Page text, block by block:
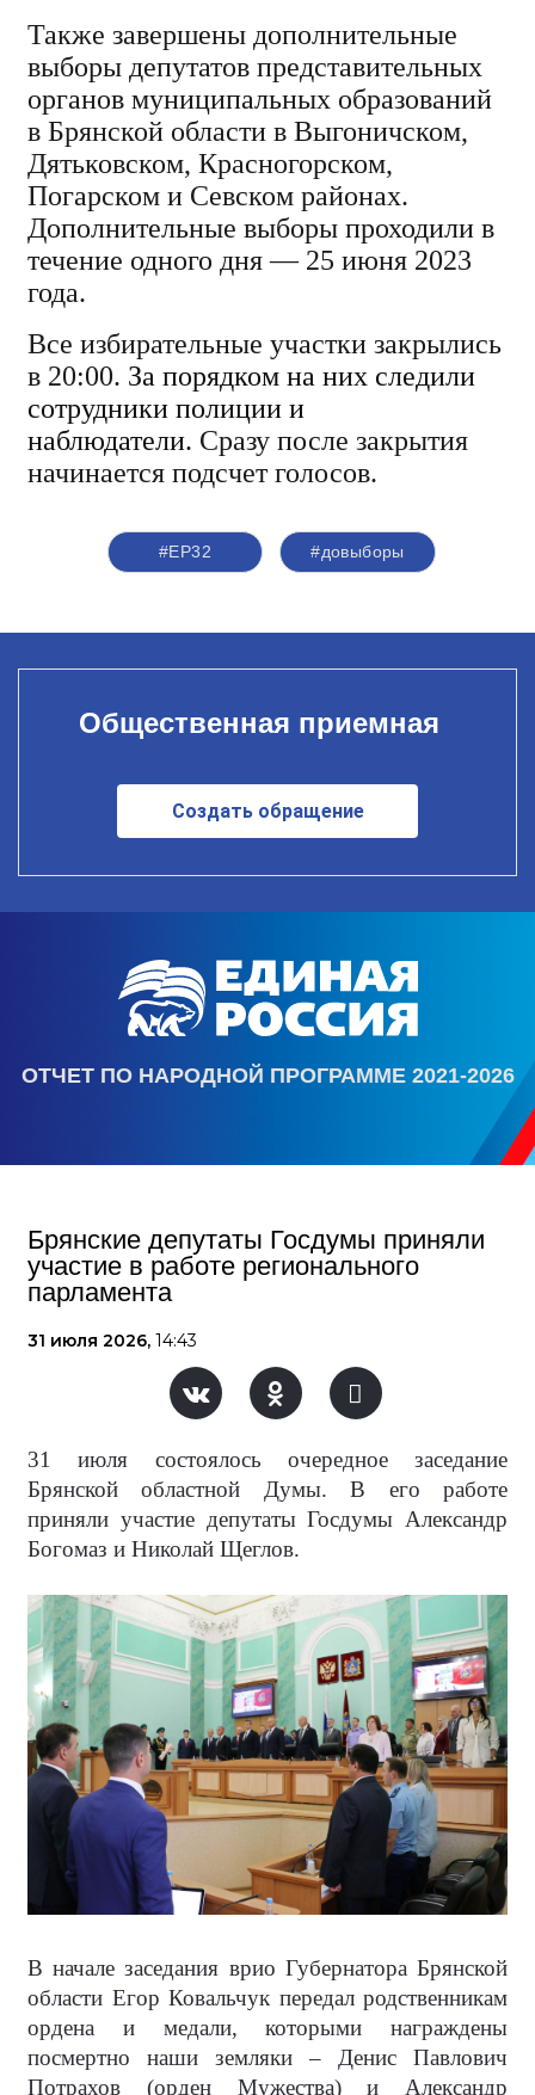
Также завершены дополнительные
выборы депутатов представительных
органов муниципальных образований
в Брянской области в Выгоничском,
Дятьковском, Красногорском,
Погарском и Севском районах.
Дополнительные выборы проходили в
течение одного дня — 25 июня 2023
года.
Все избирательные участки закрылись
в 20:00. За порядком на них следили
сотрудники полиции и
наблюдатели. Сразу после закрытия
начинается подсчет голосов.
#ЕР32 #довыборы
Общественная приемная
Создать обращение
ОТЧЕТ ПО НАРОДНОЙ ПРОГРАММЕ 2021-2026
Брянские депутаты Госдумы приняли
участие в работе регионального
парламента
31 июля 2026, 14:43
31 июля состоялось очередное заседание
Брянской областной Думы. В его работе
приняли участие депутаты Госдумы Александр
Богомаз и Николай Щеглов.
В начале заседания врио Губернатора Брянской
области Егор Ковальчук передал родственникам
ордена и медали, которыми награждены
посмертно наши земляки – Денис Павлович
Потрахов (орден Мужества) и Александр